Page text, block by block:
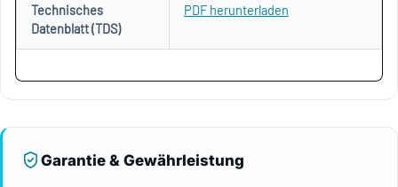
Technisches
Datenblatt (TDS)
PDF herunterladen
Garantie & Gewährleistung